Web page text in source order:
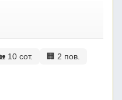
10 сот.
🏢 2 пов.